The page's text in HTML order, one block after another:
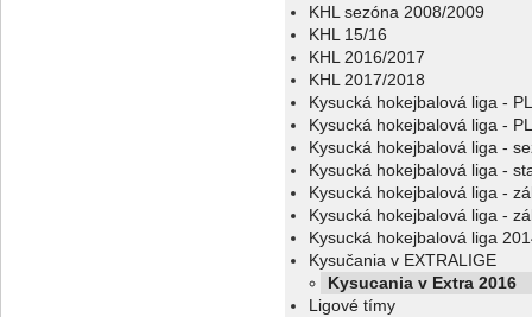
KHL sezóna 2008/2009
KHL 15/16
KHL 2016/2017
KHL 2017/2018
Kysucká hokejbalová liga -
Kysucká hokejbalová liga -
Kysucká hokejbalová liga -
Kysucká hokejbalová liga -
Kysucká hokejbalová liga -
Kysucká hokejbalová liga -
Kysucká hokejbalová liga
Kysučania v EXTRALIGE
Kysucania v Extra 2016
Ligové tímy